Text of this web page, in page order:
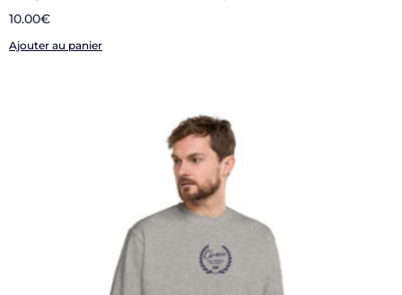
10.00€
Ajouter au panier